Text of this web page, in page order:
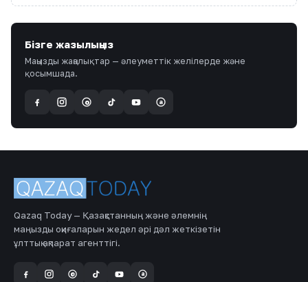
Бізге жазылыңыз
Маңызды жаңалықтар — әлеуметтік желілерде және
қосымшада.
@ a
Qazaq Today — Қазақстанның және әлемнің
маңызды оқиғаларын жедел әрі дәл жеткізетін
ұлттық ақпарат агенттігі.
@ a